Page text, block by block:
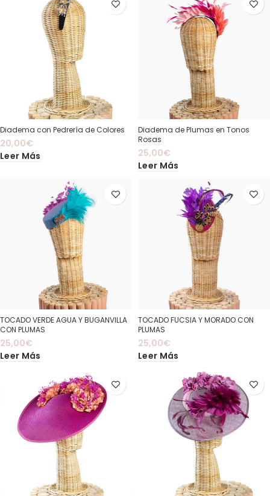
Diadema con Pedrería de Colores
20,00€
Leer Más
Diadema de Plumas en Tonos
Rosas
25,00€
Leer Más
TOCADO VERDE AGUA Y BUGANVILLA
CON PLUMAS
25,00€
Leer Más
TOCADO FUCSIA Y MORADO CON
PLUMAS
25,00€
Leer Más